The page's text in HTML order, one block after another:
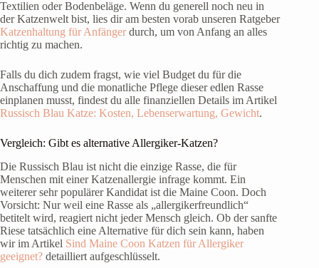
Textilien oder Bodenbeläge. Wenn du generell noch neu in
der Katzenwelt bist, lies dir am besten vorab unseren Ratgeber
Katzenhaltung für Anfängerdurch, um von Anfang an alles
richtig zu machen.
Falls du dich zudem fragst, wie viel Budget du für die
Anschaffung und die monatliche Pflege dieser edlen Rasse
einplanen musst, findest du alle finanziellen Details im Artikel
Russisch Blau Katze: Kosten, Lebenserwartung, Gewicht.
Vergleich: Gibt es alternative Allergiker-Katzen?
Die Russisch Blau ist nicht die einzige Rasse, die für
Menschen mit einer Katzenallergie infrage kommt. Ein
weiterer sehr populärer Kandidat ist die Maine Coon. Doch
Vorsicht: Nur weil eine Rasse als „allergikerfreundlich“
betitelt wird, reagiert nicht jeder Mensch gleich. Ob der sanfte
Riese tatsächlich eine Alternative für dich sein kann, haben
wir im Artikel Sind Maine Coon Katzen für Allergiker
geeignet? detailliert aufgeschlüsselt.